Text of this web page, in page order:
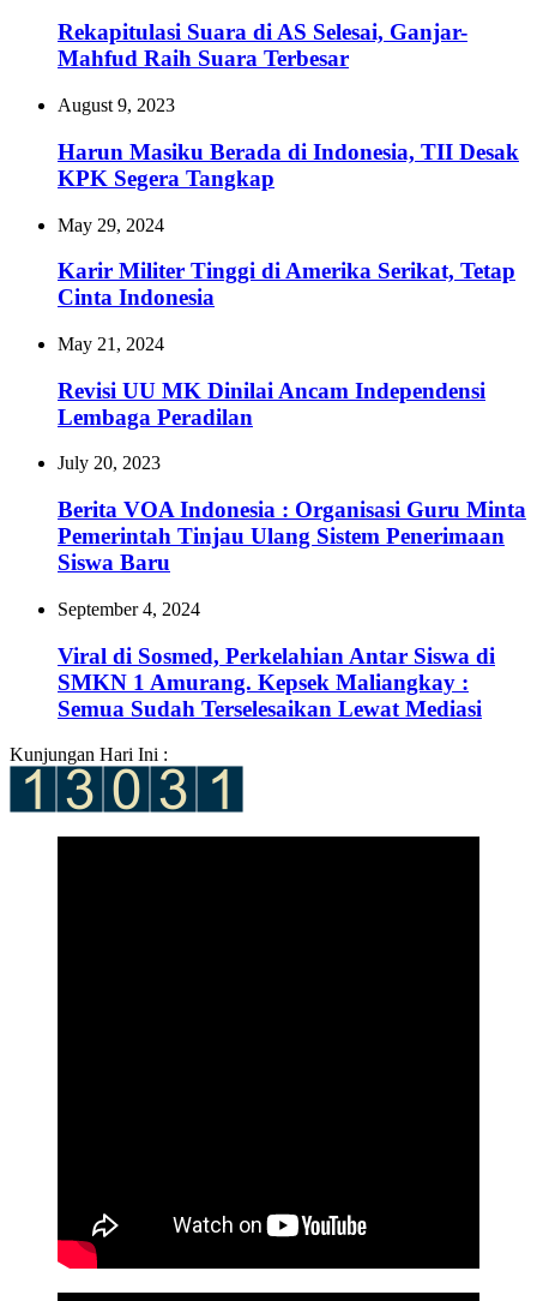
Rekapitulasi Suara di AS Selesai, Ganjar-
Mahfud Raih Suara Terbesar
August 9, 2023
Harun Masiku Berada di Indonesia, TII Desak
KPK Segera Tangkap
May 29, 2024
Karir Militer Tinggi di Amerika Serikat, Tetap
Cinta Indonesia
May 21, 2024
Revisi UU MK Dinilai Ancam Independensi
Lembaga Peradilan
July 20, 2023
Berita VOA Indonesia : Organisasi Guru Minta
Pemerintah Tinjau Ulang Sistem Penerimaan
Siswa Baru
September 4, 2024
Viral di Sosmed, Perkelahian Antar Siswa di
SMKN 1 Amurang. Kepsek Maliangkay :
Semua Sudah Terselesaikan Lewat Mediasi
Kunjungan Hari Ini :